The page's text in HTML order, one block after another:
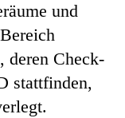
und
deren Check-
stattfinden,